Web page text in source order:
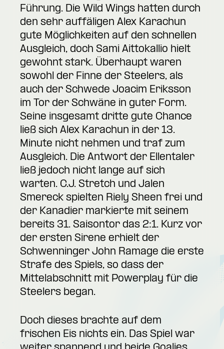
Führung. Die Wild Wings hatten durch
den sehr auffäligen Alex Karachun
gute Möglichkeiten auf den schnellen
Ausgleich, doch Sami Aittokallio hielt
gewohnt stark. Überhaupt waren
sowohl der Finne der Steelers, als
auch der Schwede Joacim Eriksson
im Tor der Schwäne in guter Form.
Seine insgesamt dritte gute Chance
ließ sich Alex Karachun in der 13.
Minute nicht nehmen und traf zum
Ausgleich. Die Antwort der Ellentaler
ließ jedoch nicht lange auf sich
warten. C.J. Stretch und Jalen
Smereck spielten Riely Sheen frei und
der Kanadier markierte mit seinem
bereits 31. Saisontor das 2:1. Kurz vor
der ersten Sirene erhielt der
Schwenninger John Ramage die erste
Strafe des Spiels, so dass der
Mittelabschnitt mit Powerplay für die
Steelers began.
Doch dieses brachte auf dem
frischen Eis nichts ein. Das Spiel war